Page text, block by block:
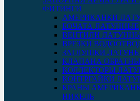
ФИТИНГИ
АМЕРИКАНКИ
БОЧАТА ЛАТУННЫЕ
ВЕНТИЛИ
ВРЕЗКИ
ЗАГЛУШКИ ЛАТУНЬ
КЛАПАНА
КОЛЛЕКТОРЫ
КОНТРГАЙКИ
КРАНЫ
НИКЕЛЬ